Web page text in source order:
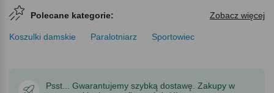
Polecane kategorie: Zobacz więcej
Koszulki damskie Paralotniarz Sportowiec
Psst... Gwarantujemy szybką dostawę. Zakupy w